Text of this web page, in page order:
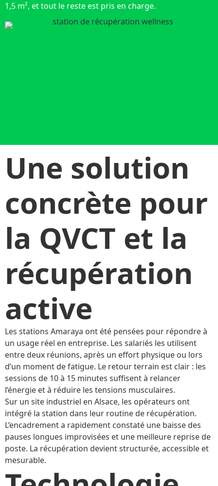
1,5 m², et tout le reste est pris en charge.
Une solution
concrète pour
la QVCT et la
récupération
active
Les stations Amaraya ont été pensées pour répondre à
un usage réel en entreprise. Les salariés les utilisent
entre deux réunions, après un effort physique ou lors
d’un moment de fatigue. Le retour terrain est clair : les
sessions de 10 à 15 minutes suffisent à relancer
l’énergie et à réduire les tensions musculaires.
Sur un site industriel en Alsace, les opérateurs ont
intégré la station dans leur routine de récupération.
L’encadrement a rapidement constaté une baisse des
pauses longues improvisées et une meilleure reprise de
poste. La récupération devient structurée, accessible et
mesurable.